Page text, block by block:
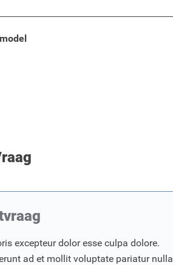
excepteur dolor esse culpa dolore.
ad et mollit voluptate pariatur nulla